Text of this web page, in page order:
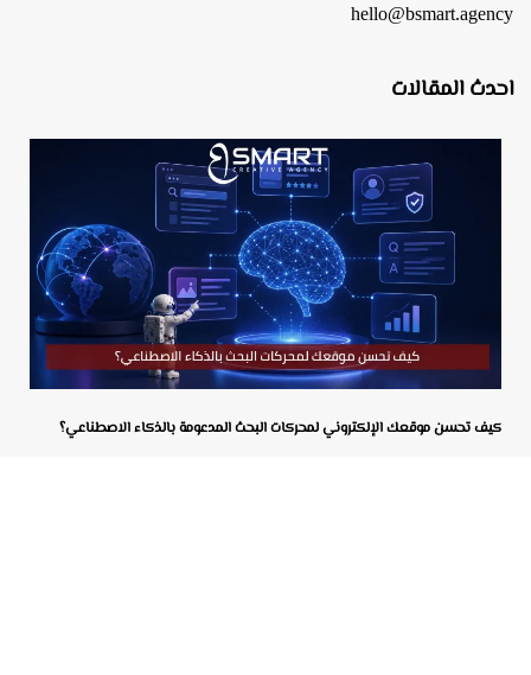
hello@bsmart.agency
احدث المقالات
كيف تحسن موقعك الإلكتروني لمحركات البحث المدعومة بالذكاء الاصطناعي؟